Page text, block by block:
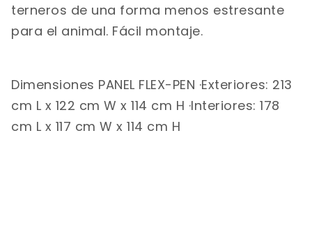
terneros de una forma menos estresante
para el animal. Fácil montaje.
Dimensiones PANEL FLEX-PEN ·Exteriores: 213
cm L x 122 cm W x 114 cm H ·Interiores: 178
cm L x 117 cm W x 114 cm H